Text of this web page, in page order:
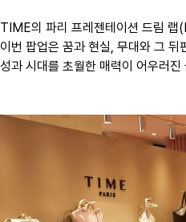
TIME의 파리 프레젠테이션 드림 랩
이번 팝업은 꿈과 현실, 무대와 그 뒤
성과 시대를 초월한 매력이 어우러